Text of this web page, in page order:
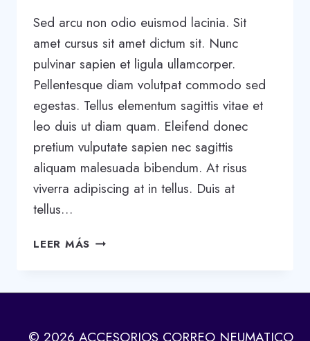
Sed arcu non odio euismod lacinia. Sit
amet cursus sit amet dictum sit. Nunc
pulvinar sapien et ligula ullamcorper.
Pellentesque diam volutpat commodo sed
egestas. Tellus elementum sagittis vitae et
leo duis ut diam quam. Eleifend donec
pretium vulputate sapien nec sagittis
aliquam malesuada bibendum. At risus
viverra adipiscing at in tellus. Duis at
tellus…
LEER MÁS 20
THAT